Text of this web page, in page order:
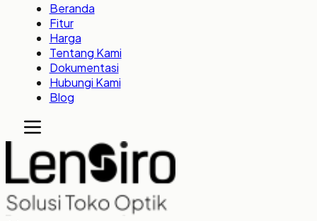
Beranda
Fitur
Harga
Tentang Kami
Dokumentasi
Hubungi Kami
Blog